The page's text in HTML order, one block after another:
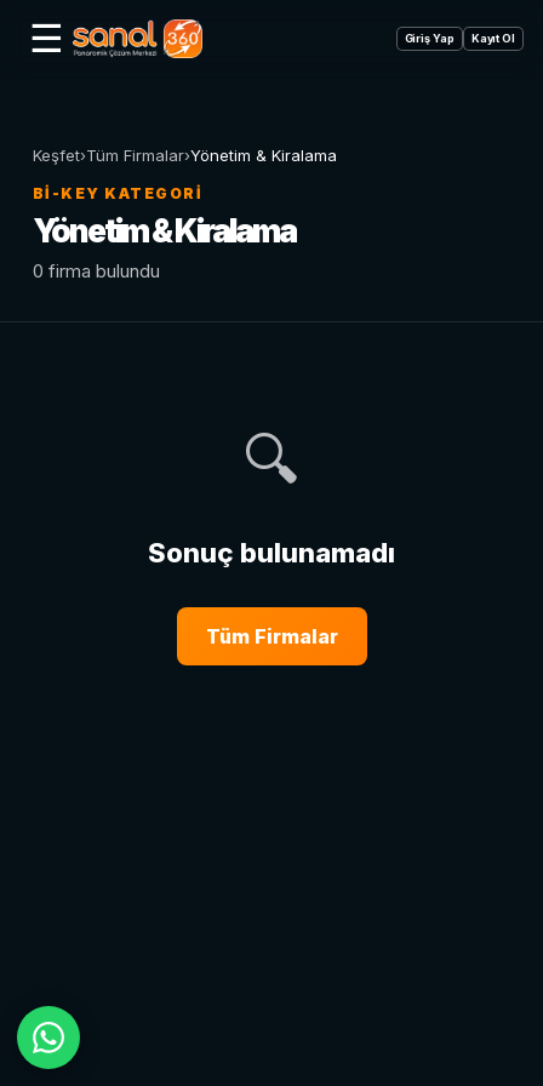
☰ Giriş Yap Kayıt Ol
Keşfet›Tüm Firmalar›Yönetim & Kiralama
BI-KEY KATEGORI
Yönetim & Kiralama
0 firma bulundu
🔍
Sonuç bulunamadı
Tüm Firmalar